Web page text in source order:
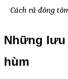
Cách rã đông
Những lưu
hùm